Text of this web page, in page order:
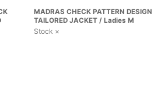
MADRAS CHECK PATTERN DESIGN
TAILORED JACKET / Ladies M
Stock ×